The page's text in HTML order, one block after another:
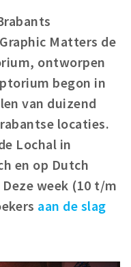
Matters de
ontworpen
begon in
van duizend
locaties.
Lochal in
en op Dutch
week (10 t/m
aan de slag